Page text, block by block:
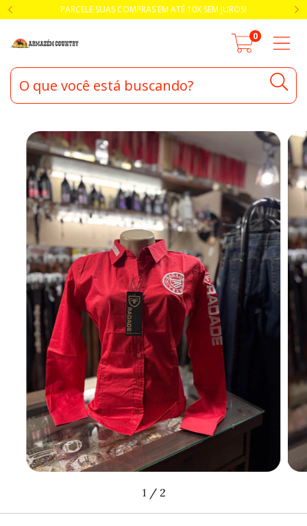
PARCELE SUAS COMPRAS EM ATÉ 10X SEM JUROS!
0
1 / 2